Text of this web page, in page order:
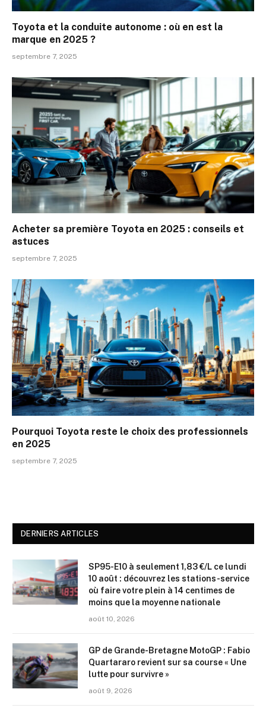
Toyota et la conduite autonome : où en est la
marque en 2025 ?
septembre 7, 2025
Acheter sa première Toyota en 2025 : conseils et
astuces
septembre 7, 2025
Pourquoi Toyota reste le choix des professionnels
en 2025
septembre 7, 2025
DERNIERS ARTICLES
SP95-E10 à seulement 1,83 €/L ce lundi
10 août : découvrez les stations-service
où faire votre plein à 14 centimes de
moins que la moyenne nationale
août 10, 2026
GP de Grande-Bretagne MotoGP : Fabio
Quartararo revient sur sa course « Une
lutte pour survivre »
août 9, 2026